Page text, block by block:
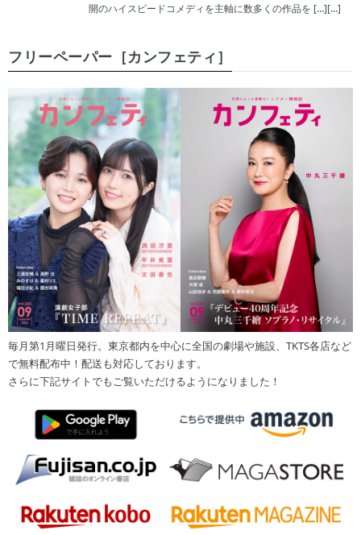
開のハイスピードコメディを主軸に数多くの作品を […][…]
フリーペーパー［カンフェティ］
毎月第1月曜日発行。東京都内を中心に全国の劇場や施設、TKTS各店など
で無料配布中！配送も対応しております。
さらに下記サイトでもご覧いただけるようになりました！